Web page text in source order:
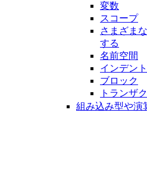
変数
スコープ
さまざま
する
名前空間
インデント
ブロック
トランザ
組み込み型や演